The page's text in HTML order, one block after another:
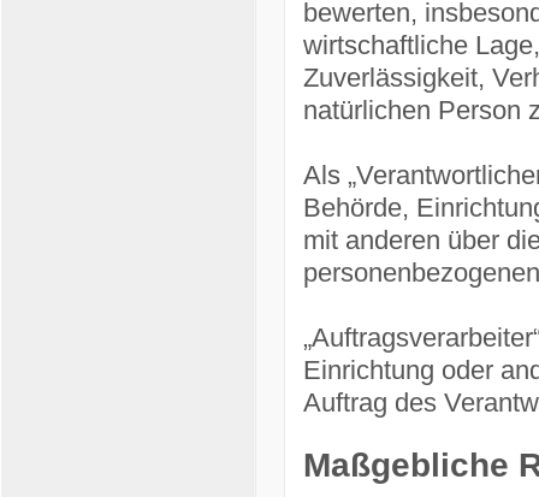
bewerten,
wirtschaftliche
Zuverlässigkeit,
natürlichen Person
Als
Behörde,
mit anderen über
Einrichtung oder
Auftrag des
Maßgebliche